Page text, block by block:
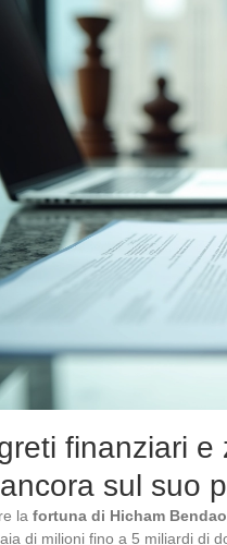
finanziari e
sul suo
la fortuna di Hicham
di milioni fino a 5 miliardi di